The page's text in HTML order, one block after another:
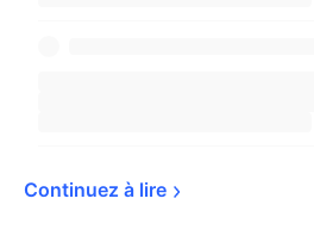
Continuez à lire